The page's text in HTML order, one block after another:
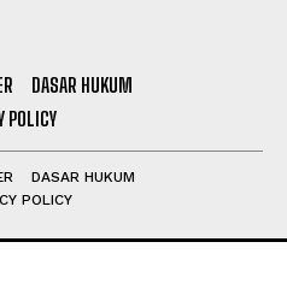
DASAR HUKUM
POLICY
DASAR HUKUM
POLICY